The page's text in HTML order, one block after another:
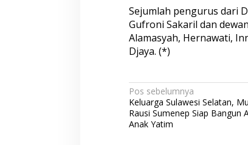
Sejumlah pengurus dari
Gufroni Sakaril dan
Alamasyah, Hernawati,
Djaya. (*)
N
a
v
Pos sebelumnya
Keluarga Sulawesi Selatan,
Rausi Sumenep Siap Bangun
Anak Yatim